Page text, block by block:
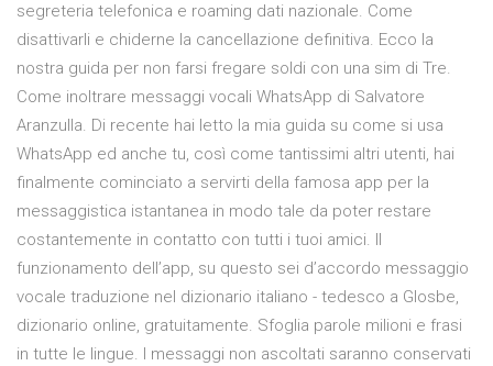
segreteria telefonica e roaming dati nazionale. Come
disattivarli e chiderne la cancellazione definitiva. Ecco la
nostra guida per non farsi fregare soldi con una sim di Tre.
Come inoltrare messaggi vocali WhatsApp di Salvatore
Aranzulla. Di recente hai letto la mia guida su come si usa
WhatsApp ed anche tu, così come tantissimi altri utenti, hai
finalmente cominciato a servirti della famosa app per la
messaggistica istantanea in modo tale da poter restare
costantemente in contatto con tutti i tuoi amici. Il
funzionamento dell’app, su questo sei d’accordo messaggio
vocale traduzione nel dizionario italiano - tedesco a Glosbe,
dizionario online, gratuitamente. Sfoglia parole milioni e frasi
in tutte le lingue. I messaggi non ascoltati saranno conservati